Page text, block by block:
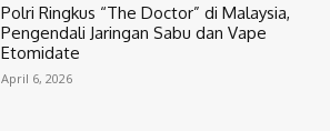
Polri Ringkus “The Doctor” di Malaysia,
Pengendali Jaringan Sabu dan Vape
Etomidate
April 6, 2026